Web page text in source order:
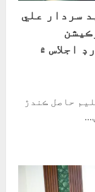
سردار علي
اجلاس ۾
حاصل ڪندڙ